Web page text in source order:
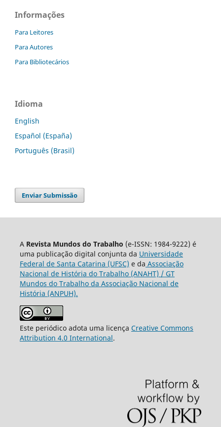
Informações
Para Leitores
Para Autores
Para Bibliotecários
Idioma
English
Español (España)
Português (Brasil)
Enviar Submissão
A Revista Mundos do Trabalho (e-ISSN: 1984-9222) é
uma publicação digital conjunta da Universidade
Federal de Santa Catarina (UFSC) e da Associação
Nacional de História do Trabalho (ANAHT) / GT
Mundos do Trabalho da Associação Nacional de
História (ANPUH).
Este periódico adota uma licença Creative Commons
Attribution 4.0 International.